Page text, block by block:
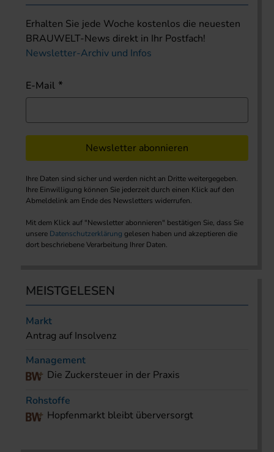
Erhalten Sie jede Woche kostenlos die neuesten
BRAUWELT-News direkt in Ihr Postfach!
Newsletter-Archiv und Infos
E-Mail
Newsletter abonnieren
Ihre Daten sind sicher und werden nicht an Dritte weitergegeben.
Ihre Einwilligung können Sie jederzeit durch einen Klick auf den
Abmeldelink am Ende des Newsletters widerrufen.
Mit dem Klick auf "Newsletter abonnieren" bestätigen Sie, dass Sie
unsere Datenschutzerklärung gelesen haben und akzeptieren die
dort beschriebene Verarbeitung Ihrer Daten.
MEISTGELESEN
Markt
Antrag auf Insolvenz
Management
Die Zuckersteuer in der Praxis
Rohstoffe
Hopfenmarkt bleibt überversorgt